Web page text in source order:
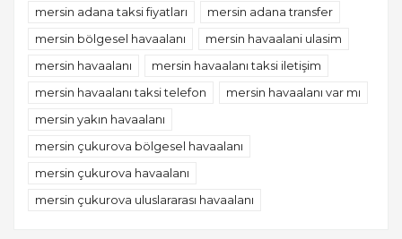
mersin adana taksi fiyatları
mersin adana transfer
mersin bölgesel havaalanı
mersin havaalani ulasim
mersin havaalanı
mersin havaalanı taksi iletişim
mersin havaalanı taksi telefon
mersin havaalanı var mı
mersin yakın havaalanı
mersin çukurova bölgesel havaalanı
mersin çukurova havaalanı
mersin çukurova uluslararası havaalanı